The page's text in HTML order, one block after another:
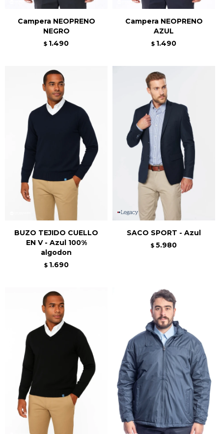
Campera NEOPRENO
NEGRO
$ 1.490
Campera NEOPRENO
AZUL
$ 1.490
BUZO TEJIDO CUELLO
EN V - Azul 100%
algodon
$ 1.690
SACO SPORT - Azul
$ 5.980